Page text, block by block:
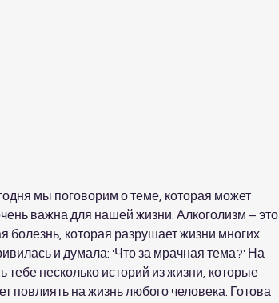
мы поговорим о теме, которая может
важна для нашей жизни. Алкоголизм – это
болезнь, которая разрушает жизни многих
и думала: 'Что за мрачная тема?' На
тебе несколько историй из жизни, которые
повлиять на жизнь любого человека. Готова